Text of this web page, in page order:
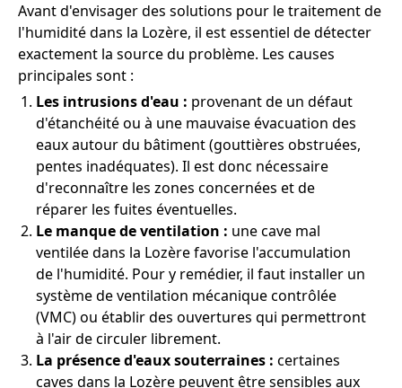
Avant d'envisager des solutions pour le traitement de
l'humidité dans la Lozère, il est essentiel de détecter
exactement la source du problème. Les causes
principales sont :
Les intrusions d'eau : provenant de un défaut
d'étanchéité ou à une mauvaise évacuation des
eaux autour du bâtiment (gouttières obstruées,
pentes inadéquates). Il est donc nécessaire
d'reconnaître les zones concernées et de
réparer les fuites éventuelles.
Le manque de ventilation : une cave mal
ventilée dans la Lozère favorise l'accumulation
de l'humidité. Pour y remédier, il faut installer un
système de ventilation mécanique contrôlée
(VMC) ou établir des ouvertures qui permettront
à l'air de circuler librement.
La présence d'eaux souterraines : certaines
caves dans la Lozère peuvent être sensibles aux